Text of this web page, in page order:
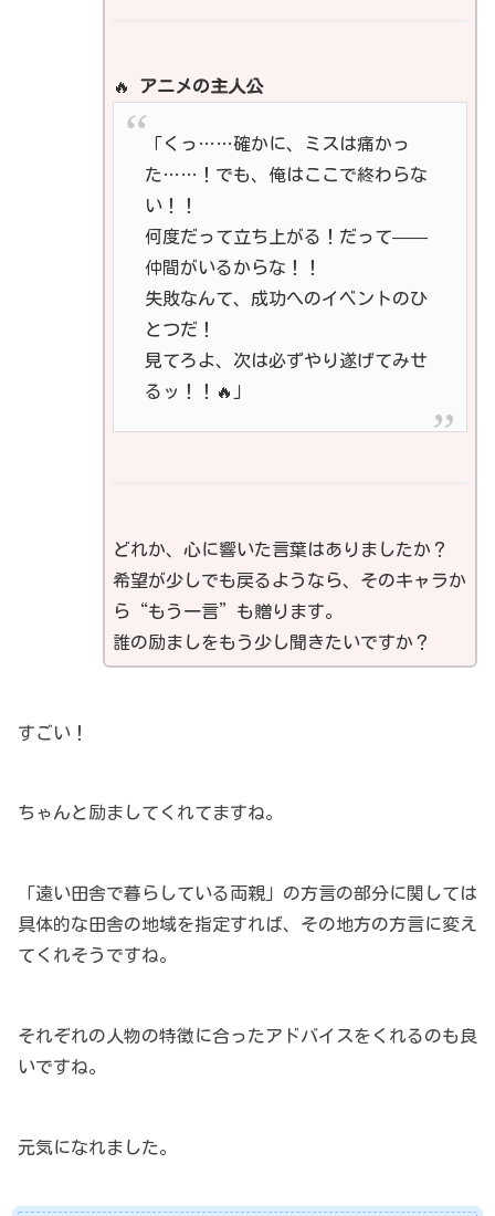
🔥 アニメの主人公
「くっ……確かに、ミスは痛かっ
た……！でも、俺はここで終わらな
い！！
何度だって立ち上がる！だって——
仲間がいるからな！！
失敗なんて、成功へのイベントのひ
とつだ！
見てろよ、次は必ずやり遂げてみせ
るッ！！🔥」
どれか、心に響いた言葉はありましたか？
希望が少しでも戻るようなら、そのキャラか
ら“もう一言”も贈ります。
誰の励ましをもう少し聞きたいですか？
すごい！
ちゃんと励ましてくれてますね。
「遠い田舎で暮らしている両親」の方言の部分に関しては
具体的な田舎の地域を指定すれば、その地方の方言に変え
てくれそうですね。
それぞれの人物の特徴に合ったアドバイスをくれるのも良
いですね。
元気になれました。